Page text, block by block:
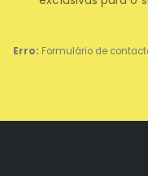
Erro: Formulário de